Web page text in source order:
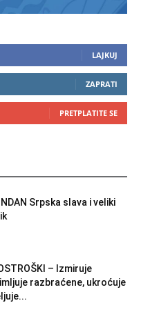
LAJKUJ
ZAPRATI
PRETPLATITE SE
Srpska slava i veliki
– Izmiruje
razbraćene, ukroćuje